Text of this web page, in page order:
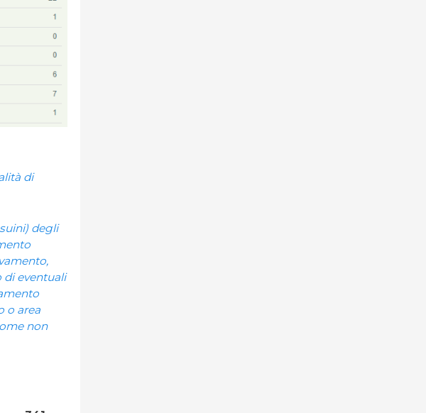
di
degli
di eventuali
o area
non